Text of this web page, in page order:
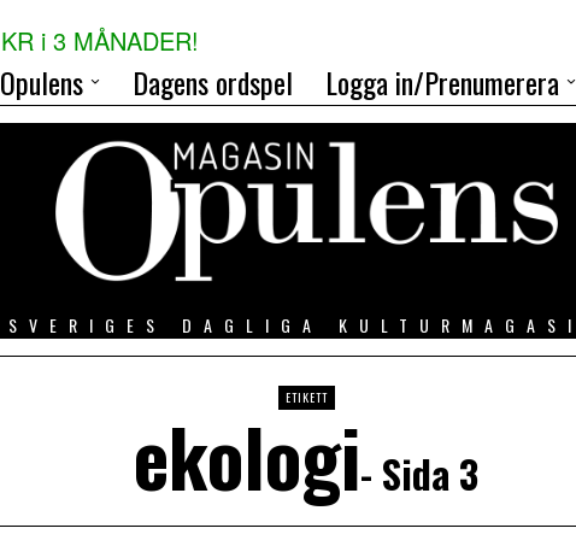
i 3 MÅNADER!
Dagens ordspel Logga in/Prenumerera
SVERIGES DAGLIGA
ETIKETT
ekologi- Sida 3